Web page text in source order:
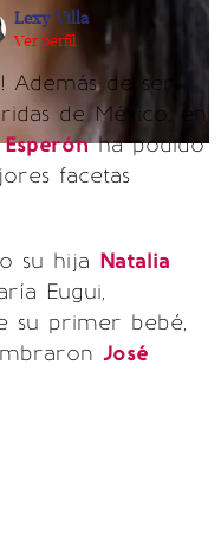
Lexy Villa
Ver perfil
Además de ser
de México, en
ha podido
facetas
su hija Natalia
Eugui,
su primer bebé,
José